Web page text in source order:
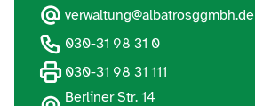
verwaltung@albatrosggmbh.de
030-31 98 31 0
030-31 98 31 111
Berliner Str. 14